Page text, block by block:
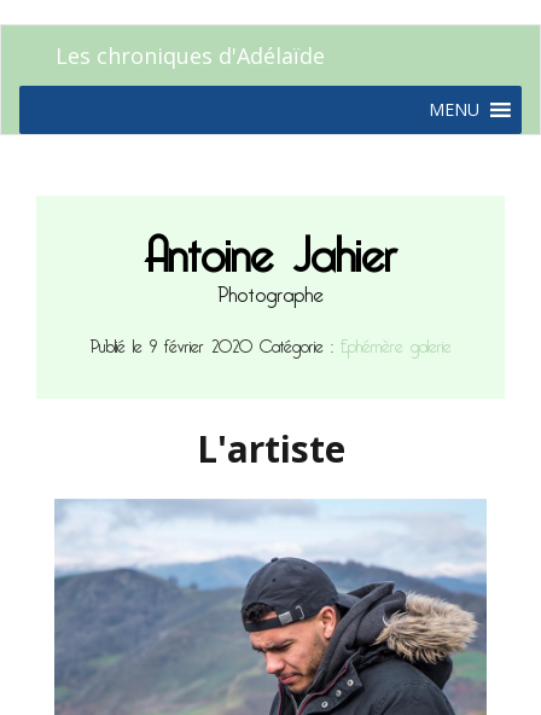
Les chroniques d'Adélaïde
MENU
Antoine Jahier
Photographe
Publié le 9 février 2020Catégorie :Ephémère galerie
L'artiste